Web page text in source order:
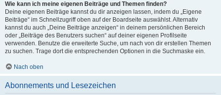
Wie kann ich meine eigenen Beiträge und Themen finden?
Deine eigenen Beiträge kannst du dir anzeigen lassen, indem du „Eigene
Beiträge“ im Schnellzugriff oben auf der Boardseite auswählst. Alternativ
kannst du auch „Deine Beiträge anzeigen“ in deinem persönlichen Bereich
oder „Beiträge des Benutzers suchen“ auf deiner eigenen Profilseite
verwenden. Benutze die erweiterte Suche, um nach von dir erstellen Themen
zu suchen. Trage dort die entsprechenden Optionen in die Suchmaske ein.
Nach oben
Abonnements und Lesezeichen